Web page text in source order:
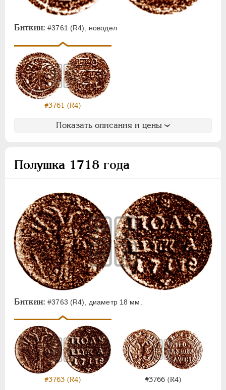
Биткин: #3761 (R4), новодел
#3761 (R4)
Показать описания и цены
Полушка 1718 года
Биткин: #3763 (R4), диаметр 18 мм.
#3763 (R4) #3766 (R4)